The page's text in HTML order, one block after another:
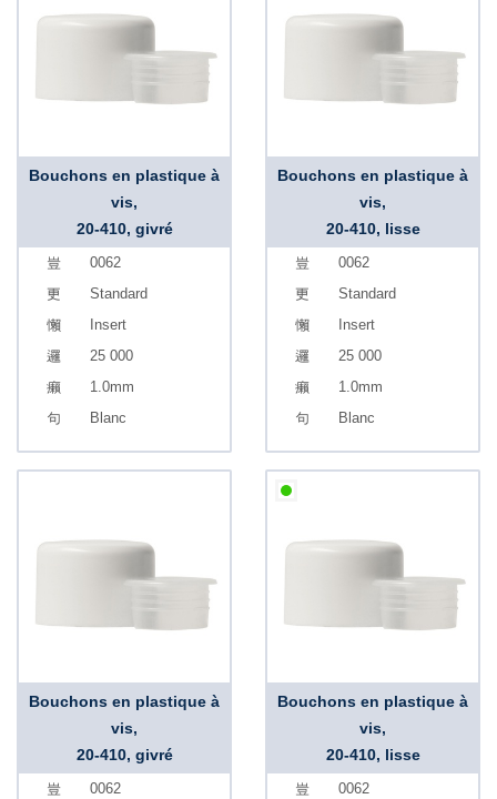
Bouchons en plastique à
vis,
20-410, givré
0062
Standard
Insert
25 000
1.0mm
Blanc
Bouchons en plastique à
vis,
20-410, lisse
0062
Standard
Insert
25 000
1.0mm
Blanc
Bouchons en plastique à
vis,
20-410, givré
0062
Bouchons en plastique à
vis,
20-410, lisse
0062